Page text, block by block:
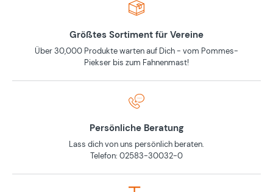
Größtes Sortiment für Vereine
Über 30,000 Produkte warten auf Dich - vom Pommes-
Piekser bis zum Fahnenmast!
Persönliche Beratung
Lass dich von uns persönlich beraten.
Telefon: 02583-30032-0